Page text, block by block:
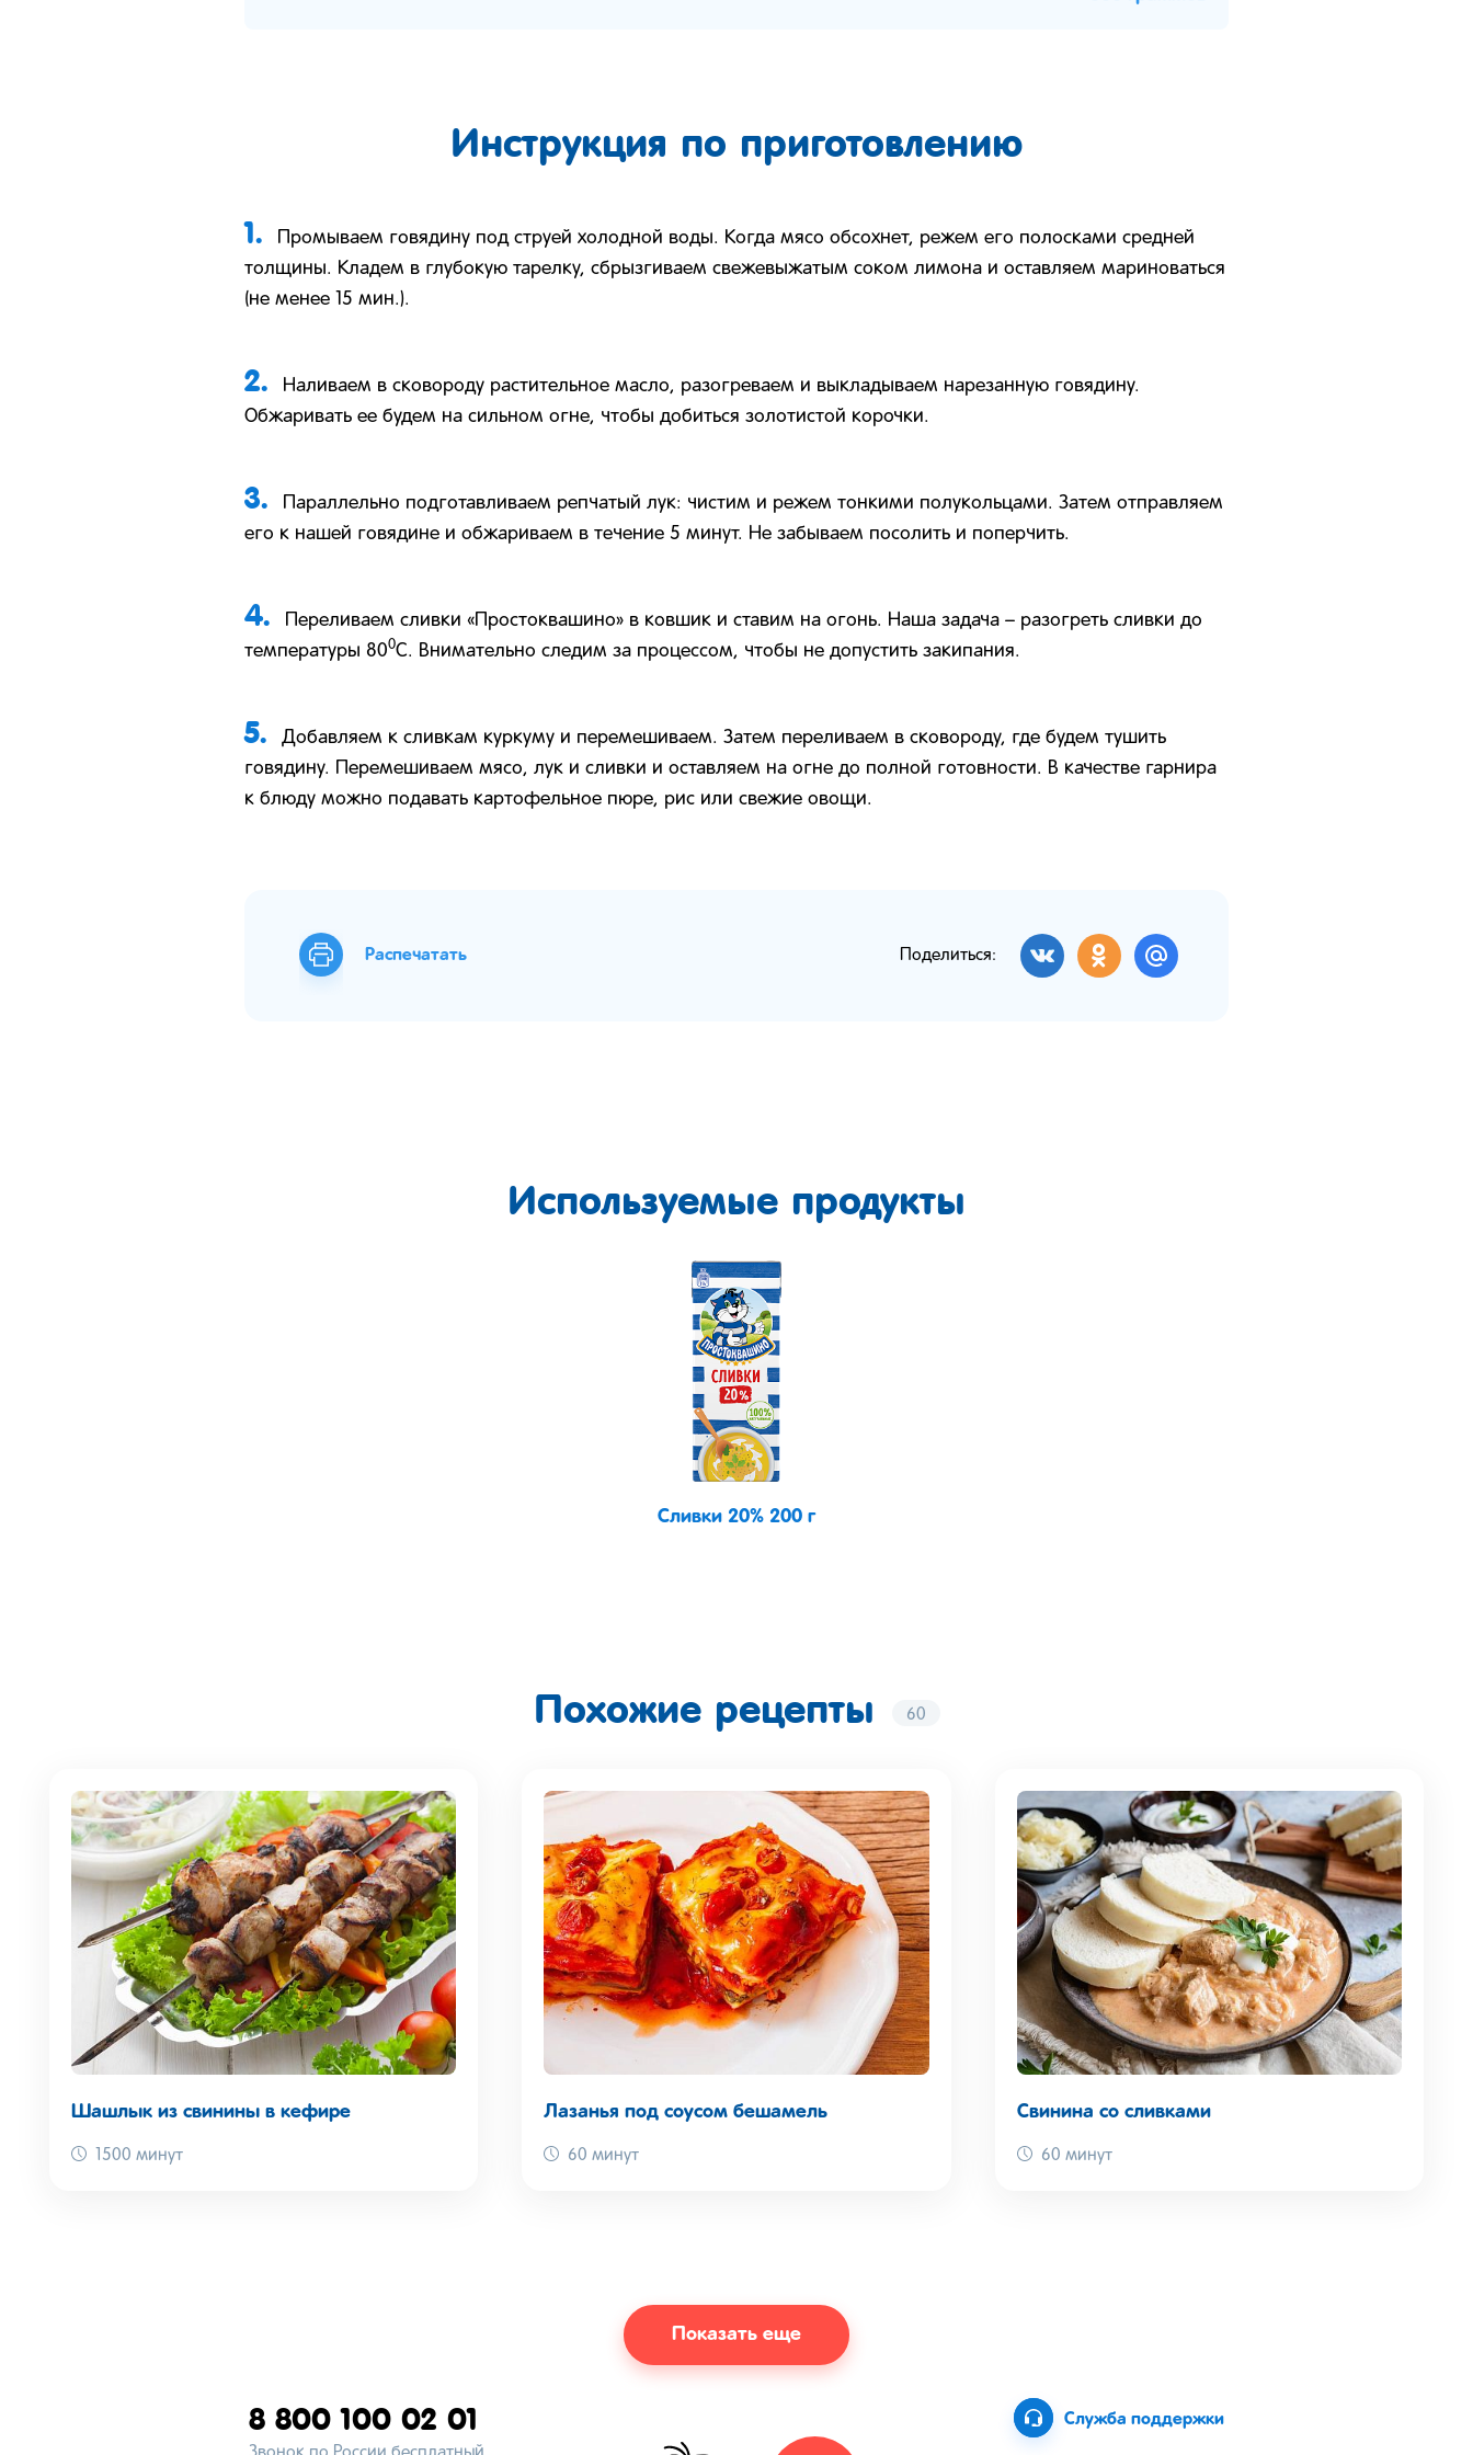
Инструкция по приготовлению
1.
Промываем говядину под струей холодной воды. Когда мясо обсохнет, режем его полосками средней
толщины. Кладем в глубокую тарелку, сбрызгиваем свежевыжатым соком лимона и оставляем мариноваться
(не менее 15 мин.).
2.
Наливаем в сковороду растительное масло, разогреваем и выкладываем нарезанную говядину.
Обжаривать ее будем на сильном огне, чтобы добиться золотистой корочки.
3.
Параллельно подготавливаем репчатый лук: чистим и режем тонкими полукольцами. Затем отправляем
его к нашей говядине и обжариваем в течение 5 минут. Не забываем посолить и поперчить.
4.
Переливаем сливки «Простоквашино» в ковшик и ставим на огонь. Наша задача – разогреть сливки до
температуры 800C. Внимательно следим за процессом, чтобы не допустить закипания.
5.
Добавляем к сливкам куркуму и перемешиваем. Затем переливаем в сковороду, где будем тушить
говядину. Перемешиваем мясо, лук и сливки и оставляем на огне до полной готовности. В качестве гарнира
к блюду можно подавать картофельное пюре, рис или свежие овощи.
Распечатать Поделиться:
Используемые продукты
Сливки 20% 200 г
Похожие рецепты 60
Шашлык из свинины в кефире
1500 минут
Лазанья под соусом бешамель
60 минут
Свинина со сливками
60 минут
Показать еще
Служба поддержки
8 800 100 02 01